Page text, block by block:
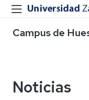
Campus de
Noticias